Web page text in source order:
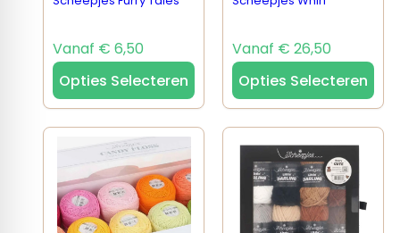
Vanaf € 6,50
Opties Selecteren
Vanaf € 26,50
Opties Selecteren